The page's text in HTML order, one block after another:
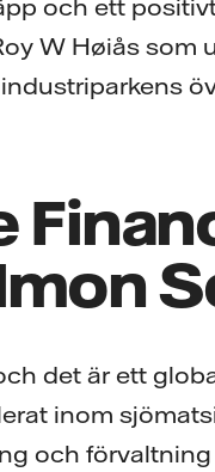
och ett
W Høiås som
det är ett
inom
och